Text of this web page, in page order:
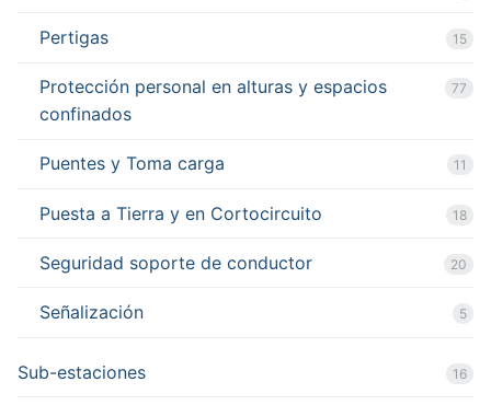
Pertigas 15
Protección personal en alturas y espacios
confinados
77
Puentes y Toma carga 11
Puesta a Tierra y en Cortocircuito 18
Seguridad soporte de conductor 20
Señalización 5
Sub-estaciones 16